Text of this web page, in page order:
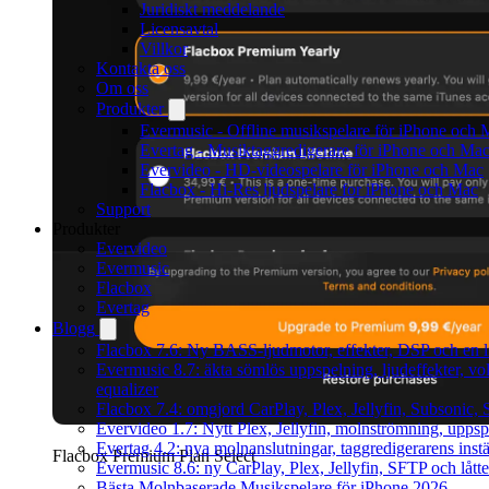
Juridiskt meddelande
Licensavtal
Villkor
Kontakta oss
Om oss
Produkter
Evermusic - Offline musikspelare för iPhone och
Evertag - Musiktaggredigerare för iPhone och Mac
Evervideo - HD-videospelare för iPhone och Mac
Flacbox - Hi-Res ljudspelare for iPhone och Mac
Support
Evervideo
Evermusic
Flacbox
Evertag
Blogg
Flacbox 7.6: Ny BASS-ljudmotor, effekter, DSP och en
Evermusic 8.7: äkta sömlös uppspelning, ljudeffekter,
equalizer
Flacbox 7.4: omgjord CarPlay, Plex, Jellyfin, Subsonic,
Evervideo 1.7: Nytt Plex, Jellyfin, molnströmning,
Evertag 4.2: nya molnanslutningar, taggredigerarens
Evermusic 8.6: ny CarPlay, Plex, Jellyfin, SFTP och
Flacbox Premium Plan Select